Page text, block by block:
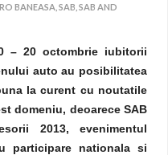
BANEASA, SAB, SAB AND
– 20 octombrie iubitorii
auto au posibilitatea
la curent cu noutatile
domeniu, deoarece SAB
2013, evenimentul
participare nationala si